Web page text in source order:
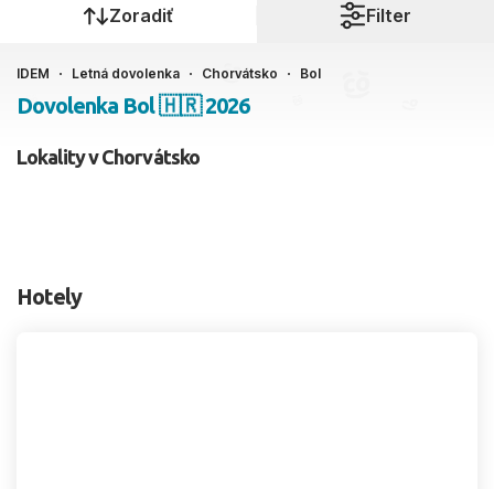
Kedy cestujete?
Ako cestujete?
2 dospelí, 0 deti
Zoradiť Filter
IDEM Letná dovolenka Chorvátsko Bol
Dovolenka Bol 🇭🇷 2026
Lokality v Chorvátsko
Hotely